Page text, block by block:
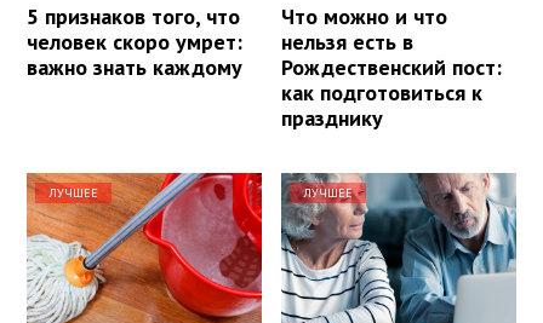
5 признаков того, что
человек скоро умрет:
важно знать каждому
Что можно и что
нельзя есть в
Рождественский пост:
как подготовиться к
празднику
ЛУЧШЕЕ ЛУЧШЕЕ